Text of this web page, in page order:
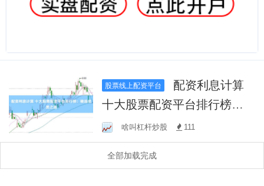
股票线上配资平台
十大股票配资平台排行榜：
精选优质之选
啥叫杠杆炒股 111
全部加载完成